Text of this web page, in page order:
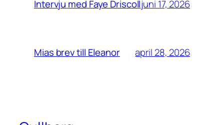
Intervju med Faye Driscolljuni 17, 2026
Mias brev till Eleanor april 28, 2026